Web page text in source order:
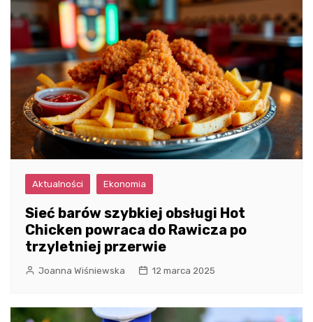
Aktualności Ekonomia
Sieć barów szybkiej obsługi Hot
Chicken powraca do Rawicza po
trzyletniej przerwie
Joanna Wiśniewska 12 marca 2025